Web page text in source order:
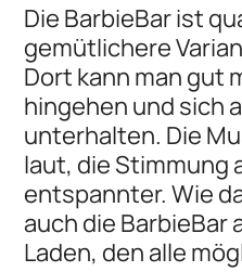
Die BarbieBar ist
gemütlichere
Dort kann man gut
hingehen und sich
unterhalten. Die
laut, die Stimmung
entspannter. Wie
auch die BarbieBar
Laden, den alle